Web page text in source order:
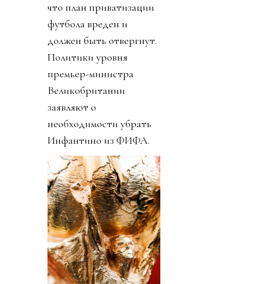
что план приватизации
футбола вреден и
должен быть отвергнут.
Политики уровня
премьер-министра
Великобритании
заявляют о
необходимости убрать
Инфантино из ФИФА.